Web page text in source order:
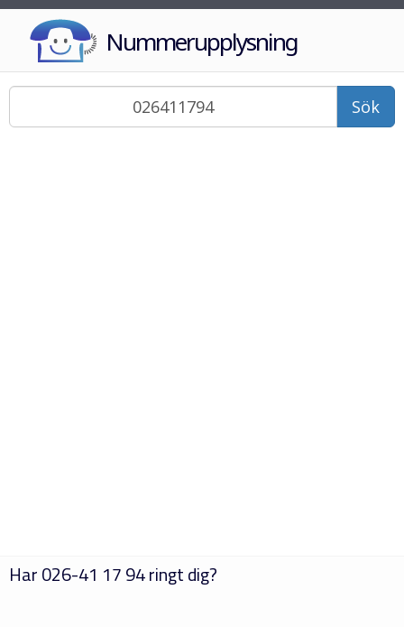
Nummerupplysning
Sök
Har026-41 17 94ringt dig?